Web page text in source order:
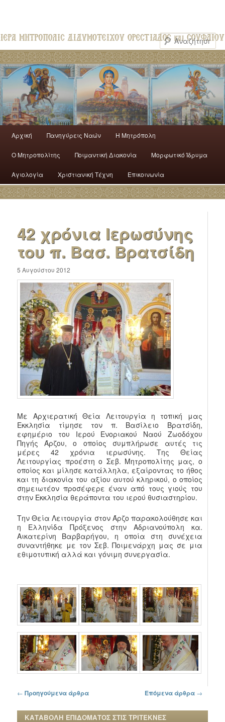
Αρχική Πανηγύρεις Ναών H Mητρόπολη
Ο Mητροπολίτης Ποιμαντική Διακονία Μορφωτικό Ίδρυμα
Αγιολογία Χριστιανική Τέχνη Επικοινωνία
42 χρόνια Ιερωσύνης
του π. Βασ. Βρατσίδη
5 Αυγούστου 2012
Με Αρχιερατική Θεία Λειτουργία η τοπική μας
Εκκλησία τίμησε τον π. Βασίλειο Βρατσίδη,
εφημέριο του Ιερού Ενοριακού Ναού Ζωοδόχου
Πηγής Άρζου, ο οποίος συμπλήρωσε αυτές τις
μέρες 42 χρόνια ιερωσύνης. Της Θείας
Λειτουργίας προέστη ο Σεβ. Μητροπολίτης μας, ο
οποίος και μίλησε κατάλληλα, εξαίροντας το ήθος
και τη διακονία του αξίου αυτού κληρικού, ο οποίος
σημειωτέον προσέφερε έναν από τους γιούς του
στην Εκκλησία θεράποντα του ιερού θυσιαστηρίου.
Την Θεία Λειτουργία στον Άρζο παρακολούθησε και
η Ελληνίδα Πρόξενος στην Αδριανούπολη κα.
Αικατερίνη Βαρβαρήγου, η οποία στη συνέχεια
συναντήθηκε με τον Σεβ. Ποιμενάρχη μας σε μια
εθιμοτυπική αλλά και γόνιμη συνεργασία.
Πλοήγηση στα άρθρα
← Προηγούμενα άρθρα Επόμενα άρθρα →
ΚΑΤΑΒΟΛΗ ΕΠΙΔΟΜΑΤΟΣ ΣΤΙΣ ΤΡΙΤΕΚΝΕΣ